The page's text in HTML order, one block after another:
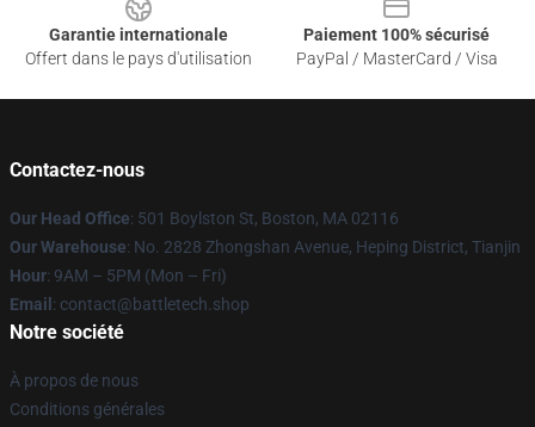
Garantie internationale
Offert dans le pays d'utilisation
Paiement 100% sécurisé
PayPal / MasterCard / Visa
Contactez-nous
Our Head Office: 501 Boylston St, Boston, MA 02116
Our Warehouse: No. 2828 Zhongshan Avenue, Heping District, Tianjin
Hour: 9AM – 5PM (Mon – Fri)
Email : contact@battletech.shop
Notre société
À propos de nous
Conditions générales